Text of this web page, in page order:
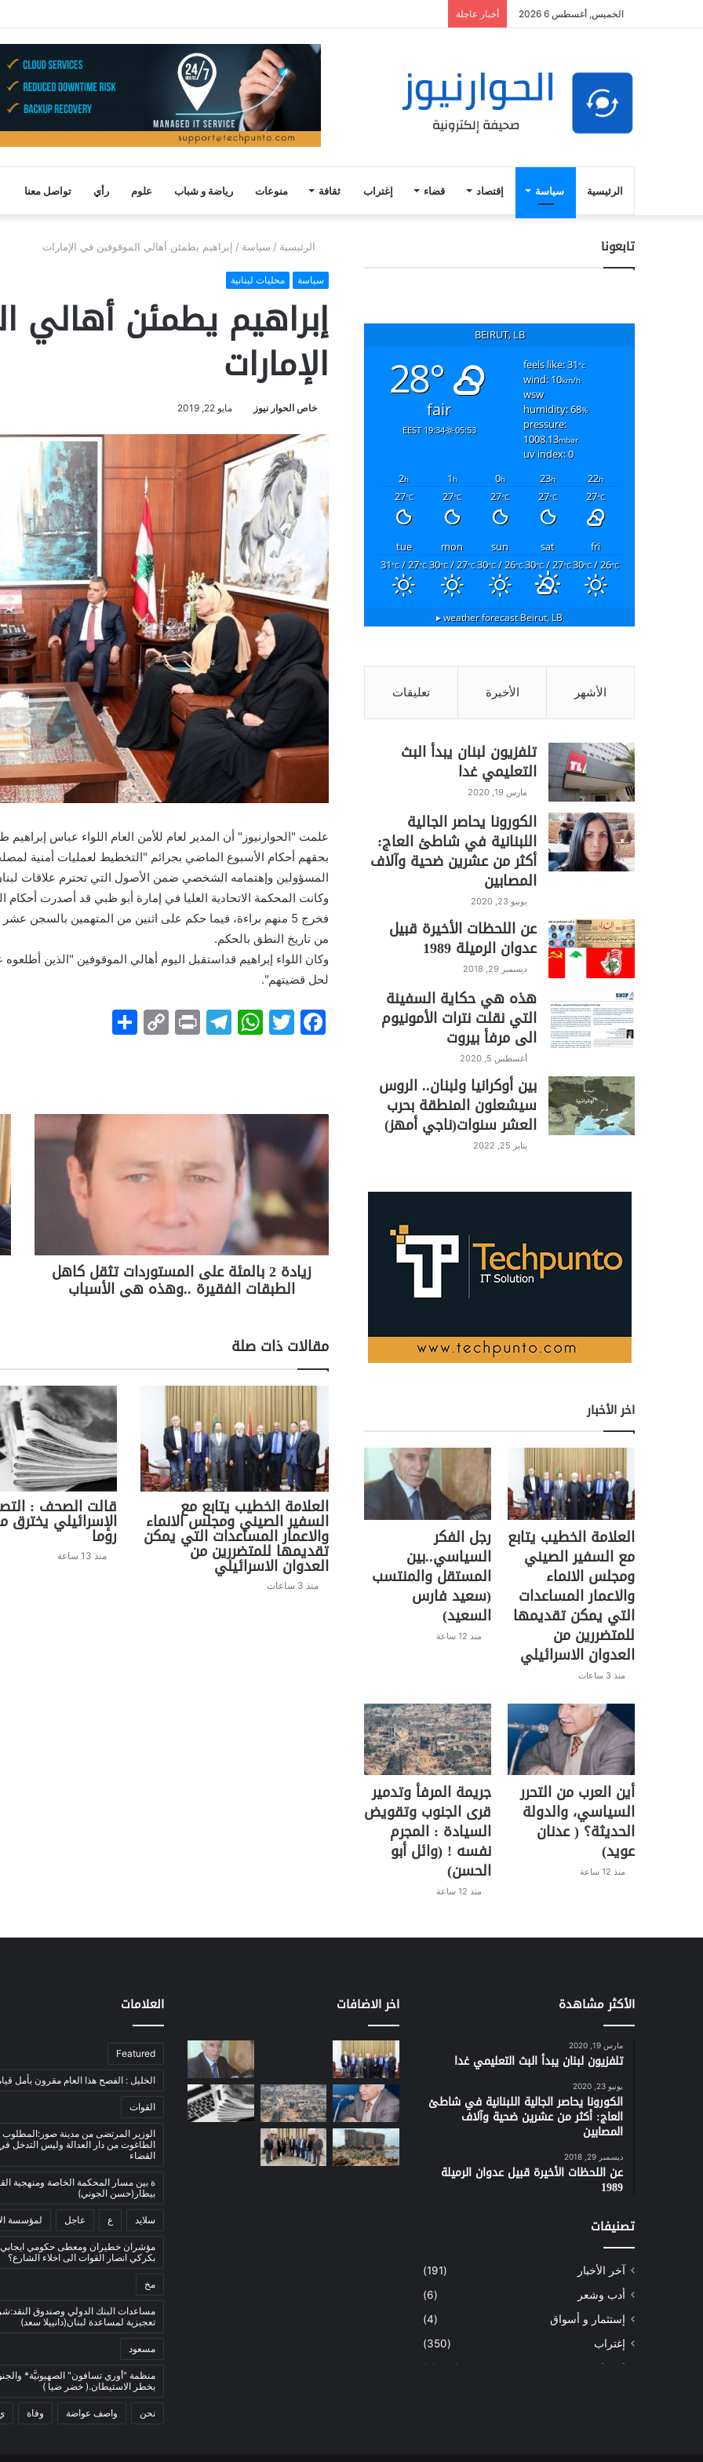
الخميس, أغسطس 6 2026 أخبار عاجلة
الرئيسية سياسة إقتصاد قضاء إغتراب ثقافة منوعات رياضة و شباب علوم رأي تواصل معنا
الرئيسية / سياسة / إبراهيم يطمئن أهالي الموقوفين في الإمارات
سياسة محليات لبنانية
إبراهيم يطمئن أهالي
الإمارات
خاص الحوار نيوز مايو 22, 2019
علمت "الحوارنيوز" أن المدير لعام للأمن العام اللواء عباس
بحقهم أحكام الأسبوع الماضي بجرائم "التخطيط لعمليات أمنية
المسؤولين وإهتمامه الشخصي ضمن الأصول التي تحترم علاقات
من تاريخ النطق بالحكم.
وكان اللواء إبراهيم قداستقبل اليوم أهالي الموقوفين "الذين
لحل قضيتهم".
F
b
o
o
k
T
W
A
p
p
T
a
Pr
C
Li
k
زيادة 2 بالمئة على المستوردات تثقل كاهل
الطبقات الفقيرة ..وهذه هي الأسباب
مقالات ذات صلة
العلامة الخطيب يتابع مع
السفير الصيني ومجلس الانماء
والاعمار المساعدات التي يمكن
تقديمها للمتضررين من
العدوان الاسرائيلي
منذ 3 ساعات
قالت الصحف :
الإسرائيلي يخترق
روما
منذ 13 ساعة
تابعونا
BEIRUT, LB
28°
fair
05:53
19:34 EEST
feels like: 31°c
wind: 10km/h
wsw
humidity: 68%
pressure:
1008.13mbar
uv index: 0
22h
23h
0h
1h
2h
27°C
27°C
27°C
27°C
27°C
fri
sat
sun
mon
tue
30°C/ 26°C
30°C/ 27°C
30°C/ 26°C
30°C/ 27°C
31°C/ 27°C
Beirut, LB
weather forecast ▸
الأشهر الأخيرة تعليقات
تلفزيون لبنان يبدأ البث
التعليمي غدا
مارس 19, 2020
الكورونا يحاصر الجالية
اللبنانية في شاطئ العاج:
أكثر من عشرين ضحية وآلاف
المصابين
يونيو 23, 2020
عن اللحظات الأخيرة قبيل
عدوان الرميلة 1989
ديسمبر 29, 2018
هذه هي حكاية السفينة
التي نقلت نترات الأمونيوم
الى مرفأ بيروت
أغسطس 5, 2020
بين أوكرانيا ولبنان.. الروس
سيشعلون المنطقة بحرب
العشر سنوات(ناجي أمهز)
يناير 25, 2022
اخر الأخبار
العلامة الخطيب يتابع
مع السفير الصيني
ومجلس الانماء
والاعمار المساعدات
التي يمكن تقديمها
للمتضررين من
العدوان الاسرائيلي
منذ 3 ساعات
رجل الفكر
السياسي..بين
المستقل والمنتسب
(سعيد فارس
السعيد)
منذ 12 ساعة
أين العرب من التحرر
السياسي، والدولة
الحديثة؟ ( عدنان
عويد)
منذ 12 ساعة
جريمة المرفأ وتدمير
قرى الجنوب وتقويض
السيادة : المجرم
نفسه ! (وائل أبو
الحسن)
منذ 12 ساعة
الأكثر مشاهدة
مارس 19, 2020
تلفزيون لبنان يبدأ البث التعليمي غدا
يونيو 23, 2020
الكورونا يحاصر الجالية اللبنانية في شاطئ
العاج: أكثر من عشرين ضحية وآلاف
المصابين
ديسمبر 29, 2018
عن اللحظات الأخيرة قبيل عدوان الرميلة
1989
تصنيفات
آخر الأخبار
(191)
أدب وشعر
(6)
إستثمار و أسواق
(4)
إغتراب
(350)
إقتصاد
(1٬039)
اخر الاضافات العلامات
Featured
الخليل : الفصح هذا العام مقرون بأمل
القوات
الوزير المرتضى من مدينة صور:المطلوب
الطاغوت من دار العدالة وليس التدخل
القضاء
ة بين مسار المحكمة الخاصة ومنهجية
بيطار(حسن الجوني)
سلايد ع عاجل لمؤسسة
مؤشران خطيران ومعطى حكومي
بكركي انصار القوات الى اخلاء الشارع؟
مخ
مساعدات البنك الدولي وصندوق
تعجيزية لمساعدة لبنان(دانييلا سعد)
مسعود
منظمة "أوري تسافون" الصهيونيَّة*
بخطر الاستيطان.( خضر ضيا )
نحن واصف عواضة وفاة